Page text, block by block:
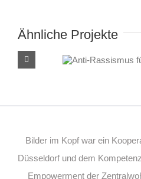
Ähnliche Projekte
Anti-
Bilder im Kopf war ein
Düsseldorf und dem
Empowerment der